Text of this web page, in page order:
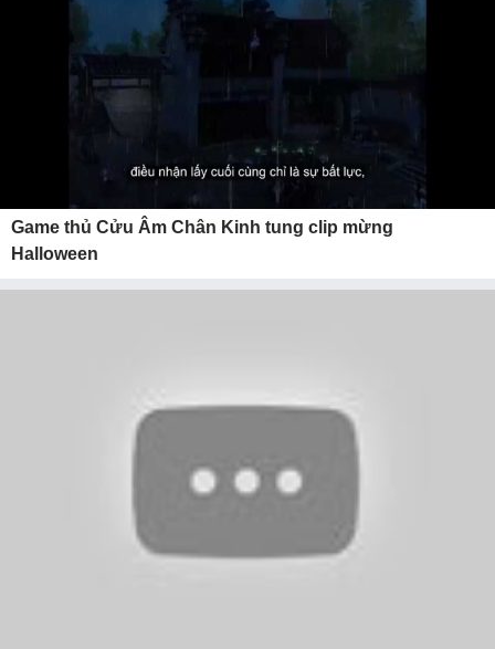
Game thủ Cửu Âm Chân Kinh tung clip mừng
Halloween